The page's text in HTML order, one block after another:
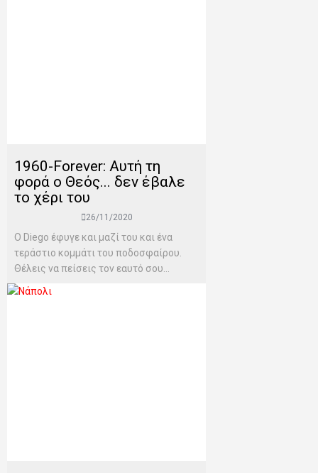
1960-Forever: Αυτή τη
φορά ο Θεός... δεν έβαλε
το χέρι του
26/11/2020
Ο Diego έφυγε και μαζί του και ένα
τεράστιο κομμάτι του ποδοσφαίρου.
Θέλεις να πείσεις τον εαυτό σου...